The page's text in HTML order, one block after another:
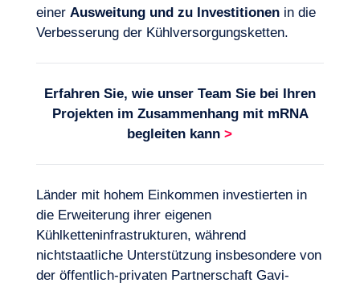
einer Ausweitung und zu Investitionenin die
Verbesserung der Kühlversorgungsketten.
Erfahren Sie, wie unser Team Sie bei Ihren
Projekten im Zusammenhang mit mRNA
begleiten kann>
Länder mit hohem Einkommen investierten in
die Erweiterung ihrer eigenen
Kühlketteninfrastrukturen, während
nichtstaatliche Unterstützung insbesondere von
der öffentlich-privaten PartnerschaftGavi-